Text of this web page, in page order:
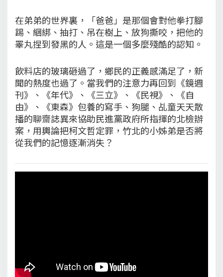
在弟弟的世界裏，「爸爸」是那個會對他拳打腳
踢、綑綁、抽打、吊在樹上、放狗撕咬，把他的
睪丸捏到發黑的人。這是一個多麼殘酷的認知。
飲料店的玻璃砸過了，鄉民的正義感滿足了，新
聞的熱度也過了。當我們的注意力再回到《鏡週
刊》、《年代》、《三立》、《民視》、《自
由》、《東森》包養的寫手、狗腿、乩童天天散
播的聊齋誌異來協助民進黨政府所指揮的北檢辦
案，用輿論把柯文哲定罪，竹北的小姊弟是否將
從我們的記憶逐漸消失？